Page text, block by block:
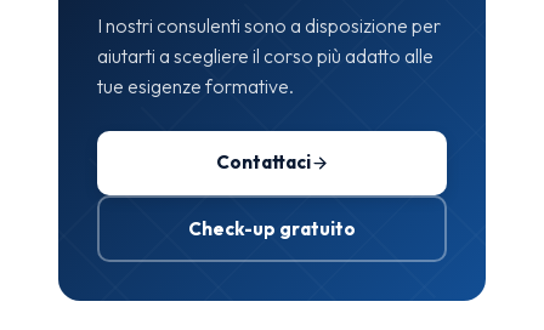
I nostri consulenti sono a disposizione per
aiutarti a scegliere il corso più adatto alle
tue esigenze formative.
Contattaci
Check-up gratuito